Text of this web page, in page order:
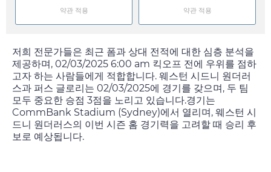
약관 적용 약관 적용
저희 전문가들은 최근 폼과 상대 전적에 대한 심층 분석을
제공하며, 02/03/2025 6:00 am 킥오프 전에 우위를 점하
고자 하는 사람들에게 적합합니다. 웨스턴 시드니 원더러
스과 퍼스 글로리는 02/03/2025에 경기를 갖으며, 두 팀
모두 중요한 승점 3점을 노리고 있습니다.경기는
CommBank Stadium (Sydney)에서 열리며, 웨스턴 시
드니 원더러스의 이번 시즌 홈 경기력을 고려할 때 승리 후
보로 예상됩니다.